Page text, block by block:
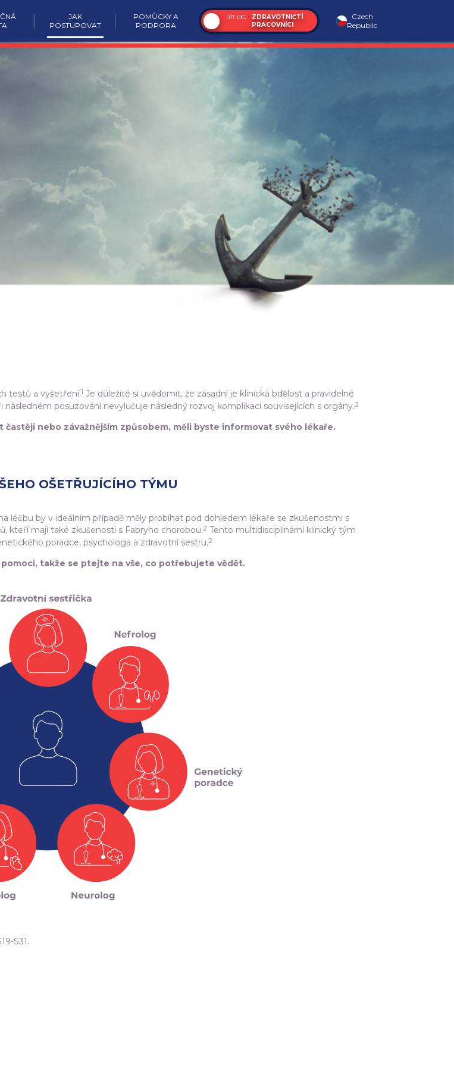
JAK
POSTUPOVAT
POMŮCKY A
PODPORA
JÍT DO
ZDRAVOTNIČTÍ
PRACOVNÍCI
Czech
Republic
testů a vyšetření.1 Je důležité si uvědomit, že zásadní je klinická bdělost a pravidelné
posuzování nevylučuje následný rozvoj komplikací souvisejících s orgány.2
nebo závažnějším způsobem, měli byste informovat svého lékaře.
OŠETŘUJÍCÍHO TÝMU
léčbu by v ideálním případě měly probíhat pod dohledem lékaře se zkušenostmi s
kteří mají také zkušenosti s Fabryho chorobou.2 Tento multidisciplinární klinický tým
poradce, psychologa a zdravotní sestru.2
takže se ptejte na vše, co potřebujete vědět.
S31.